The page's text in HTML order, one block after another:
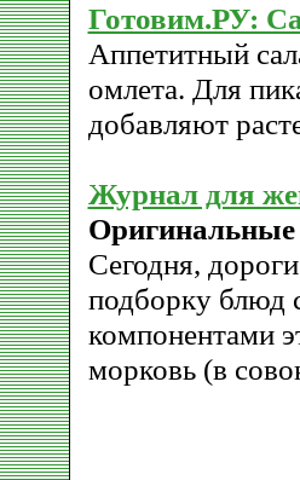
Готовим.РУ:
Аппетитный
омлета. Для
добавляют
Журнал для
Оригинальные
Сегодня,
подборку блюд
компонентами
морковь (в